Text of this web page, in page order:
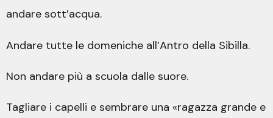
andare sott’acqua.
Andare tutte le domeniche all’Antro della Sibilla.
Non andare più a scuola dalle suore.
Tagliare i capelli e sembrare una «ragazza grande e